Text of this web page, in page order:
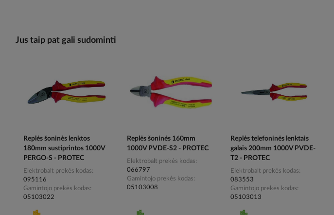
Jus taip pat gali sudominti
Replės šoninės lenktos
180mm sustiprintos 1000V
PERGO-S - PROTEC
Elektrobalt prekės kodas
095116
Gamintojo prekės kodas
05103022
Replės šoninės 160mm
1000V PVDE-S2 - PROTEC
Elektrobalt prekės kodas
066797
Gamintojo prekės kodas
05103008
Replės telefoninės lenktais
galais 200mm 1000V PVDE-
T2 - PROTEC
Elektrobalt prekės kodas
083553
Gamintojo prekės kodas
05103013